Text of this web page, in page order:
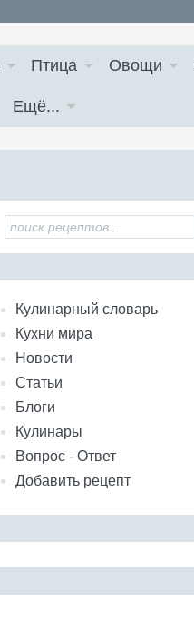
Птица Овощи
Ещё...
Кулинарный словарь
Кухни мира
Новости
Статьи
Блоги
Кулинары
Вопрос - Ответ
Добавить рецепт